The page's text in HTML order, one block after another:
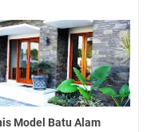
Model Batu Alam